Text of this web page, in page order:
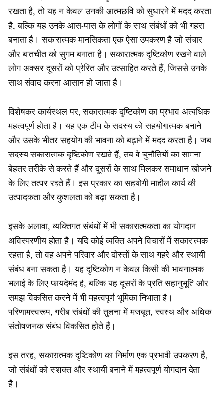
रखता है, तो यह न केवल उनकी आत्मछवि को सुधारने में मदद करता
है, बल्कि यह उनके आस-पास के लोगों के साथ संबंधों को भी गहरा
बनाता है। सकारात्मक मानसिकता एक ऐसा उपकरण है जो संचार
और बातचीत को सुगम बनाता है। सकारात्मक दृष्टिकोण रखने वाले
लोग अक्सर दूसरों को प्रेरित और उत्साहित करते हैं, जिससे उनके
साथ संवाद करना आसान हो जाता है।
विशेषकर कार्यस्थल पर, सकारात्मक दृष्टिकोण का प्रभाव अत्यधिक
महत्वपूर्ण होता है। यह एक टीम के सदस्य को सहयोगात्मक बनाने
और उसके भीतर सहयोग की भावना को बढ़ाने में मदद करता है। जब
सदस्य सकारात्मक दृष्टिकोण रखते हैं, तब वे चुनौतियों का सामना
बेहतर तरीके से करते हैं और दूसरों के साथ मिलकर समाधान खोजने
के लिए तत्पर रहते हैं। इस प्रकार का सहयोगी माहौल कार्य की
उत्पादकता और कुशलता को बढ़ा सकता है।
इसके अलावा, व्यक्तिगत संबंधों में भी सकारात्मकता का योगदान
अविस्मरणीय होता है। यदि कोई व्यक्ति अपने विचारों में सकारात्मक
रहता है, तो वह अपने परिवार और दोस्तों के साथ गहरे और स्थायी
संबंध बना सकता है। यह दृष्टिकोण न केवल किसी की भावनात्मक
भलाई के लिए फायदेमंद है, बल्कि यह दूसरों के प्रति सहानुभूति और
समझ विकसित करने में भी महत्वपूर्ण भूमिका निभाता है।
परिणामस्वरूप, गरीब संबंधों की तुलना में मजबूत, स्वस्थ और अधिक
संतोषजनक संबंध विकसित होते हैं।
इस तरह, सकारात्मक दृष्टिकोण का निर्माण एक प्रभावी उपकरण है,
जो संबंधों को सशक्त और स्थायी बनाने में महत्वपूर्ण योगदान देता
है।